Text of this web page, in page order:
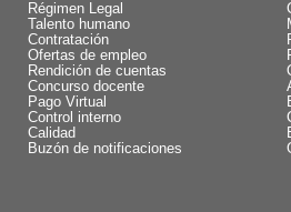
Régimen Legal
Talento humano
Contratación
Ofertas de empleo
Rendición de cuentas
Concurso docente
Pago Virtual
Control interno
Calidad
Buzón de notificaciones